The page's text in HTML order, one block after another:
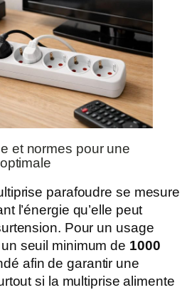
et normes pour une
parafoudre se mesure
l’énergie qu’elle peut
Pour un usage
seuil minimum de 1000
afin de garantir une
si la multiprise alimente